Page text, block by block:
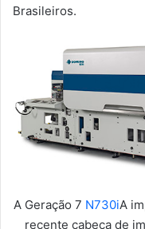
Brasileiros.
A Geração 7 N730iA
recente cabeça de